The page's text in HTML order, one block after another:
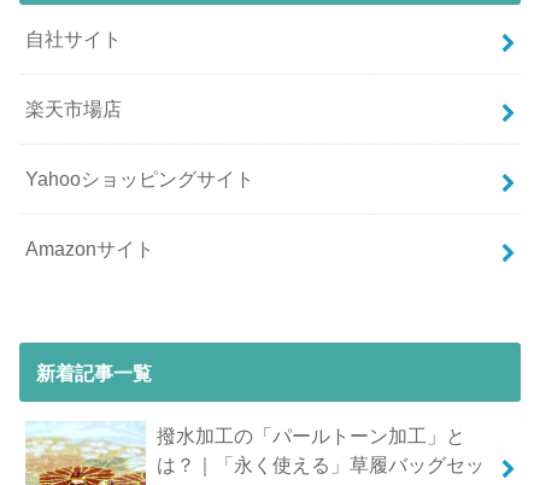
自社サイト
楽天市場店
Yahooショッピングサイト
Amazonサイト
新着記事一覧
撥水加工の「パールトーン加工」と
は？｜「永く使える」草履バッグセッ